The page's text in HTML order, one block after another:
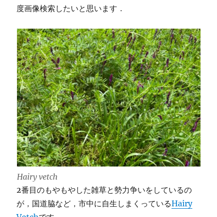
度画像検索したいと思います．
Hairy vetch
2番目のもやもやした雑草と勢力争いをしているの
が，国道脇など，市中に自生しまくっているHairy